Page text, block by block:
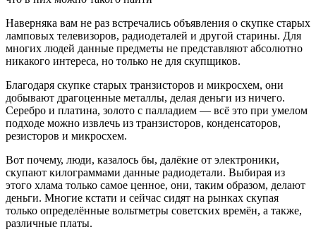
Наверняка вам не раз встречались объявления о скупке старых
ламповых телевизоров, радиодеталей и другой старины. Для
многих людей данные предметы не представляют абсолютно
никакого интереса, но только не для скупщиков.
Благодаря скупке старых транзисторов и микросхем, они
добывают драгоценные металлы, делая деньги из ничего.
Серебро и платина, золото с палладием — всё это при умелом
подходе можно извлечь из транзисторов, конденсаторов,
резисторов и микросхем.
Вот почему, люди, казалось бы, далёкие от электроники,
скупают килограммами данные радиодетали. Выбирая из
этого хлама только самое ценное, они, таким образом, делают
деньги. Многие кстати и сейчас сидят на рынках скупая
только определённые вольтметры советских времён, а также,
различные платы.